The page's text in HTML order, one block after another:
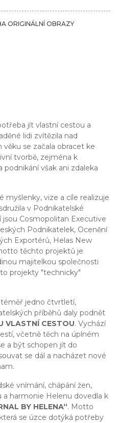
ORIGINÁLNÍ OBRAZY
jít vlastní cestou a
lidi zvítězila nad
věku se začala obracet ke
tvorbě, zejména k
podnikání však ani zdaleka
myšlenky, vize a cíle realizuje
v Podnikatelské
jsou Cosmopolitan Executive
Podnikatelek, Ocenění
Exportérů, Helas New
těchto projektů je
majitelkou společnosti
projekty "technicky"
jedno čtvrtletí,
příběhů daly podnět
VLASTNÍ CESTOU. Vychází
včetně těch na úplném
a být schopen jít do
se dál a nacházet nové
vnímání, chápání žen,
harmonie Helenu dovedla k
BY HELENA“. Motto
se úzce dotýká potřeby